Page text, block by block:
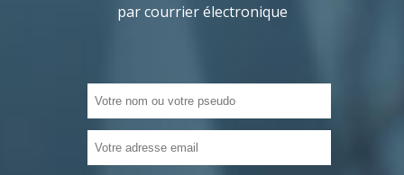
par courrier électronique